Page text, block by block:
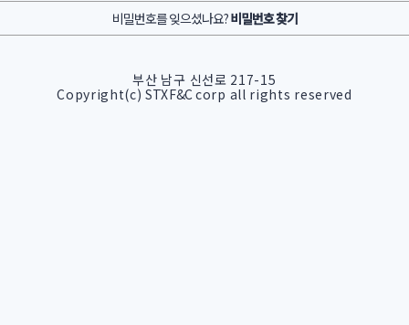
비밀번호를 잊으셨나요?비밀번호 찾기
부산 남구 신선로 217-15
Copyright(c)STX F&Ccorp all rights reserved